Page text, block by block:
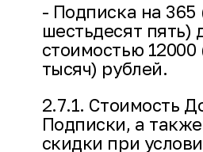
- Подписка на 365
шестьдесят пять)
стоимостью
тысяч) рублей.
2.7.1. Стоимость
Подписки, а
скидки при